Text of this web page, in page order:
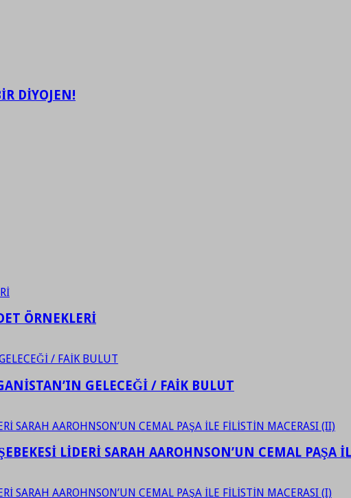
DİYOJEN!
ÖRNEKLERİ
GELECEĞİ / FAİK BULUT
LİDERİ SARAH AAROHNSON’UN CEMAL